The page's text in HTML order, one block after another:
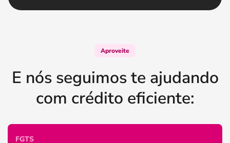
Aproveite
E nós seguimos te ajudando
com crédito eficiente:
FGTS